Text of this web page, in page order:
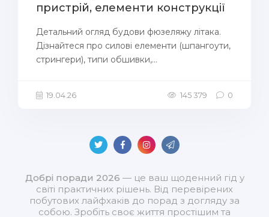
пристрій, елементи конструкції
Детальний огляд будови фюзеляжу літака.
Дізнайтеся про силові елементи (шпангоути,
стрингери), типи обшивки,...
19.04.26 145 379 0
Добрі поради 2026 — це ваш щоденний гід у
світі практичних рішень. Від перевірених
побутових лайфхаків до порад з догляду за
собою. Зробіть своє життя простішим та